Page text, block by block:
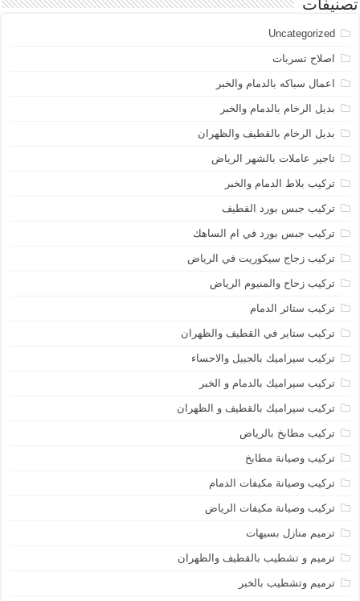
تصنيفات
Uncategorized
اصلاح تسربات
اعمال سباكه بالدمام والخبر
بديل الرخام بالدمام والخبر
بديل الرخام بالقطيف والظهران
تاجير عاملات بالشهر الرياض
تركيب بلاط الدمام والخبر
تركيب جبس بورد القطيف
تركيب جبس بورد في ام الساهك
تركيب زجاج سيكوريت في الرياض
تركيب زحاح والمنيوم الرياض
تركيب ستائر الدمام
تركيب ستاير في القطيف والظهران
تركيب سيراميك بالجبيل والاحساء
تركيب سيراميك بالدمام و الخبر
تركيب سيراميك بالقطيف و الظهران
تركيب مطابخ بالرياض
تركيب وصيانة مطابخ
تركيب وصيانة مكيفات الدمام
تركيب وصيانة مكيفات الرياض
ترميم منازل بسيهات
ترميم و تشطيب بالقطيف والظهران
ترميم وتشطيب بالخبر